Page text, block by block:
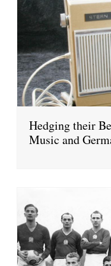
Hedging their
Music and